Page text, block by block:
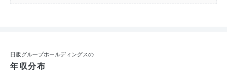
日販グループホールディングスの
年収分布